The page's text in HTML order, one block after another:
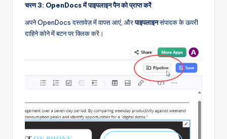
चरण 3: OpenDocs में पाइपलाइन पैन को प्राप्त करें
अपने OpenDocs दस्तावेज़ में वापस आएं, औरपाइपलाइनसंपादक के ऊपरी
दाहिने कोने में बटन पर क्लिक करें।